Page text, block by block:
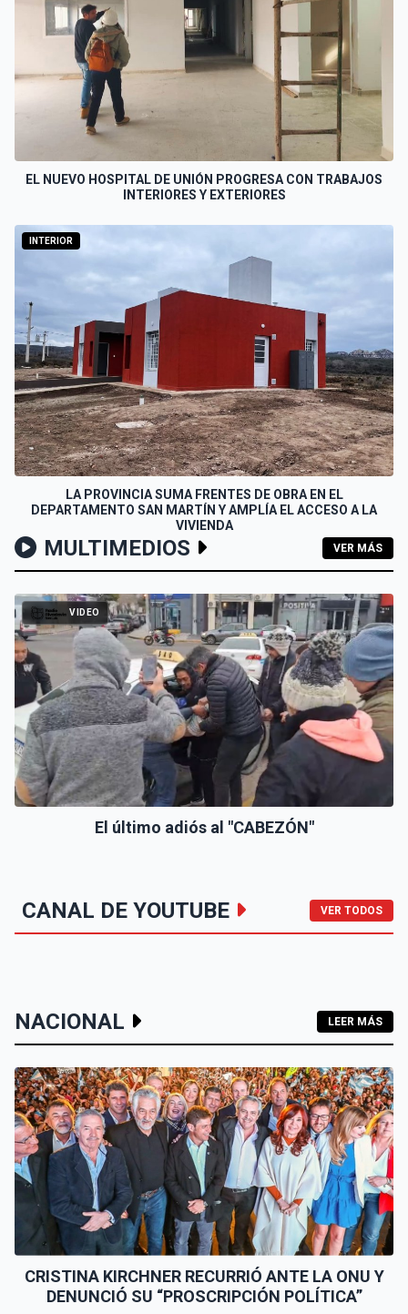
EL NUEVO HOSPITAL DE UNIÓN PROGRESA CON TRABAJOS
INTERIORES Y EXTERIORES
INTERIOR
LA PROVINCIA SUMA FRENTES DE OBRA EN EL
DEPARTAMENTO SAN MARTÍN Y AMPLÍA EL ACCESO A LA
VIVIENDA
MULTIMEDIOS VER MÁS
VIDEO
El último adiós al "CABEZÓN"
CANAL DE YOUTUBE VER TODOS
NACIONAL LEER MÁS
CRISTINA KIRCHNER RECURRIÓ ANTE LA ONU Y
DENUNCIÓ SU “PROSCRIPCIÓN POLÍTICA”